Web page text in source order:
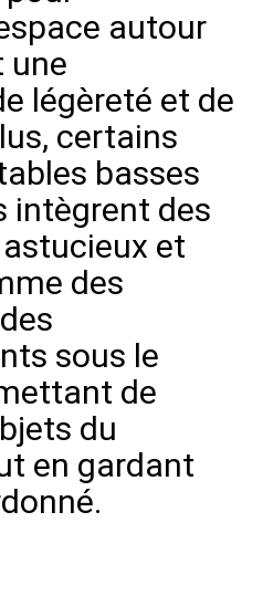
autour
une
légèreté et de
certains
basses
intègrent des
et
des
sous le
de
du
en gardant